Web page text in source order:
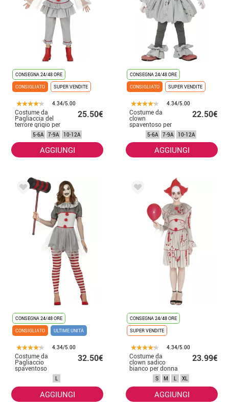
CONSEGNA 24/48 ORE
CONSIGLIATO
SUPER VENDITE
4.34/5.00
Costume da
Pagliaccia del
terrore grigio per
bambina
25.50€
5-6A 7-9A 10-12A
AGGIUNGI
CONSEGNA 24/48 ORE
CONSIGLIATO
SUPER VENDITE
4.34/5.00
Costume da
clown
spaventoso per
bambino
22.50€
5-6A 7-9A 10-12A
AGGIUNGI
CONSEGNA 24/48 ORE
CONSIGLIATO
ULTIME UNITÀ
4.34/5.00
Costume da
Pagliaccio
spaventoso
grigio per donna
32.50€
L
AGGIUNGI
CONSEGNA 24/48 ORE
SUPER VENDITE
4.34/5.00
Costume da
clown sadico
bianco per donna
23.99€
S M L XL
AGGIUNGI